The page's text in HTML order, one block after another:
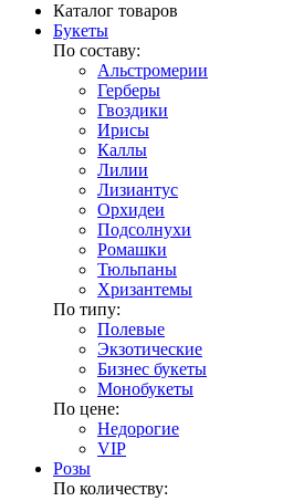
Каталог товаров
Букеты
По составу:
Альстромерии
Герберы
Гвоздики
Ирисы
Каллы
Лилии
Лизиантус
Орхидеи
Подсолнухи
Ромашки
Тюльпаны
Хризантемы
По типу:
Полевые
Экзотические
Бизнес букеты
Монобукеты
По цене:
Недорогие
VIP
Розы
По количеству: